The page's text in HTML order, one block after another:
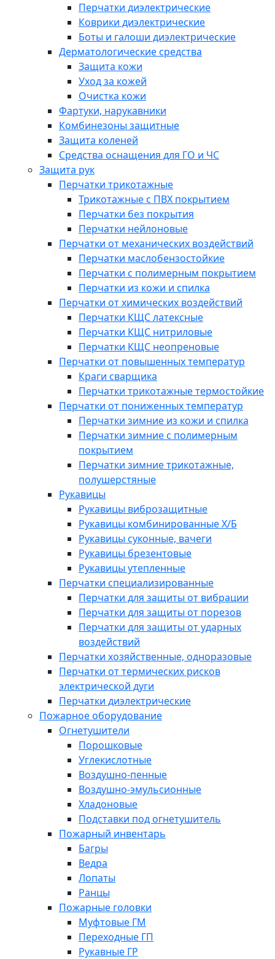
Перчатки диэлектрические
Коврики диэлектрические
Боты и галоши диэлектрические
Дерматологические средства
Защита кожи
Уход за кожей
Очистка кожи
Фартуки, нарукавники
Комбинезоны защитные
Защита коленей
Средства оснащения для ГО и ЧС
Защита рук
Перчатки трикотажные
Трикотажные с ПВХ покрытием
Перчатки без покрытия
Перчатки нейлоновые
Перчатки от механических воздействий
Перчатки маслобензостойкие
Перчатки с полимерным покрытием
Перчатки из кожи и спилка
Перчатки от химических воздействий
Перчатки КЩС латексные
Перчатки КЩС нитриловые
Перчатки КЩС неопреновые
Перчатки от повышенных температур
Краги сварщика
Перчатки трикотажные термостойкие
Перчатки от пониженных температур
Перчатки зимние из кожи и спилка
Перчатки зимние с полимерным
покрытием
Перчатки зимние трикотажные,
полушерстяные
Рукавицы
Рукавицы виброзащитные
Рукавицы комбинированные Х/Б
Рукавицы суконные, вачеги
Рукавицы брезентовые
Рукавицы утепленные
Перчатки специализированные
Перчатки для защиты от вибрации
Перчатки для защиты от порезов
Перчатки для защиты от ударных
воздействий
Перчатки хозяйственные, одноразовые
Перчатки от термических рисков
электрической дуги
Перчатки диэлектрические
Пожарное оборудование
Огнетушители
Порошковые
Углекислотные
Воздушно-пенные
Воздушно-эмульсионные
Хладоновые
Подставки под огнетушитель
Пожарный инвентарь
Багры
Ведра
Лопаты
Ранцы
Пожарные головки
Муфтовые ГМ
Переходные ГП
Рукавные ГР